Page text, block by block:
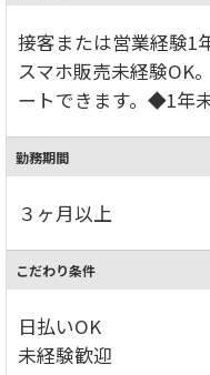
接客または営業経験1
スマホ販売未経験OK
ートできます。◆1年
勤務期間
３ヶ月以上
こだわり条件
日払いOK
未経験歓迎